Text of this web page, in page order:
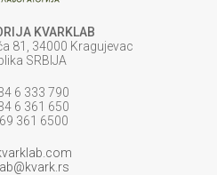
KVARKLAB
81, 34000 Kragujevac
SRBIJA
6 333 790
6 361 650
361 6500